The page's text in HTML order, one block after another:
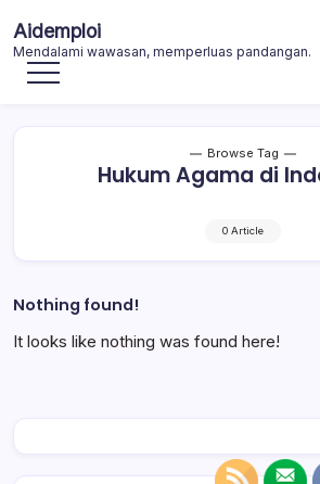
to
content
Aidemploi
Mendalami wawasan, memperluas pandangan.
Browse Tag
Hukum Agama di
0 Article
Nothing found!
It looks like nothing was found here!